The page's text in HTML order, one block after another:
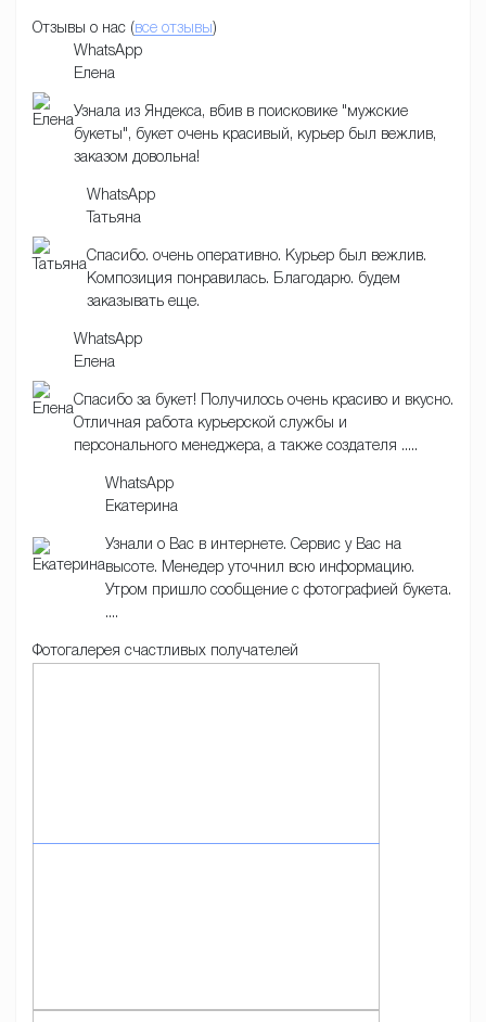
Отзывы о нас ( все отзывы )
WhatsApp
Елена
Узнала из Яндекса, вбив в поисковике "мужские
букеты", букет очень красивый, курьер был вежлив,
заказом довольна!
WhatsApp
Татьяна
Спасибо. очень оперативно. Курьер был вежлив.
Композиция понравилась. Благодарю. будем
заказывать еще.
WhatsApp
Елена
Спасибо за букет! Получилось очень красиво и вкусно.
Отличная работа курьерской службы и
персонального менеджера, а также создателя .....
WhatsApp
Екатерина
Узнали о Вас в интернете. Сервис у Вас на
высоте. Менедер уточнил всю информацию.
Утром пришло сообщение с фотографией букета.
....
Фотогалерея счастливых получателей